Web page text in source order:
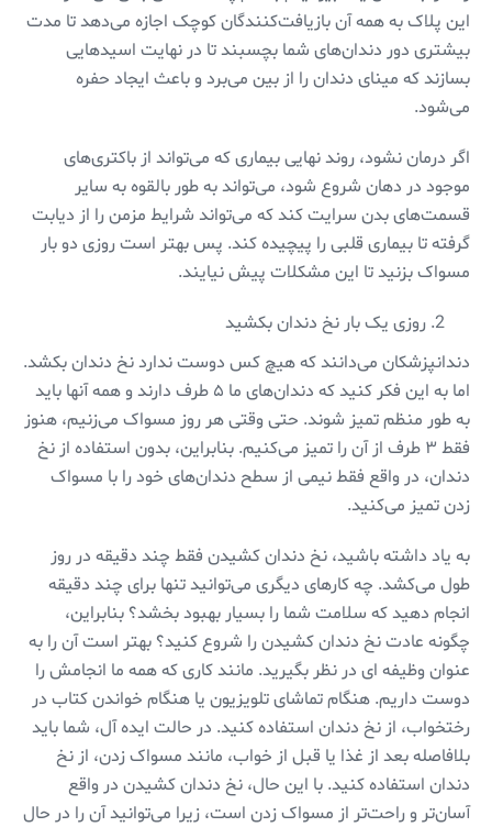
این پلاک به همه آن بازیافت‌کنندگان کوچک اجازه می‌دهد تا مدت
بیشتری دور دندان‌های شما بچسبند تا در نهایت اسیدهایی
بسازند که مینای دندان را از بین می‌برد و باعث ایجاد حفره
می‌شود.
اگر درمان نشود، روند نهایی بیماری که می‌تواند از باکتری‌های
موجود در دهان شروع شود، می‌تواند به طور بالقوه به سایر
قسمت‌های بدن سرایت کند که می‌تواند شرایط مزمن را از دیابت
گرفته تا بیماری قلبی را پیچیده کند. پس بهتر است روزی دو بار
مسواک بزنید تا این مشکلات پیش نیایند.
روزی یک بار نخ دندان بکشید
دندانپزشکان می‌دانند که هیچ کس دوست ندارد نخ دندان بکشد.
اما به این فکر کنید که دندان‌های ما ۵ طرف دارند و همه آنها باید
به طور منظم تمیز شوند. حتی وقتی هر روز مسواک می‌زنیم، هنوز
فقط ۳ طرف از آن را تمیز می‌کنیم. بنابراین، بدون استفاده از نخ
دندان، در واقع فقط نیمی ‌از سطح دندان‌های خود را با مسواک
زدن تمیز می‌کنید.
به یاد داشته باشید، نخ دندان کشیدن فقط چند دقیقه در روز
طول می‌کشد. چه کارهای دیگری می‌توانید تنها برای چند دقیقه
انجام دهید که سلامت شما را بسیار بهبود بخشد؟ بنابراین،
چگونه عادت نخ دندان کشیدن را شروع کنید؟ بهتر است آن را به
عنوان وظیفه ای در نظر بگیرید. مانند کاری که همه ما انجامش را
دوست داریم. هنگام تماشای تلویزیون یا هنگام خواندن کتاب در
رختخواب، از نخ دندان استفاده کنید. در حالت ایده آل، شما باید
بلافاصله بعد از غذا یا قبل از خواب، مانند مسواک زدن، از نخ
دندان استفاده کنید. با این حال، نخ دندان کشیدن در واقع
آسان‌تر و راحت‌تر از مسواک زدن است، زیرا می‌توانید آن را در حال